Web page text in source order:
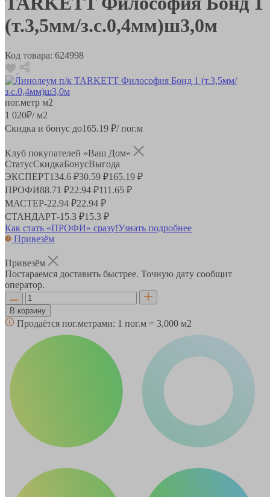
(т.3,5мм/з.с.0,4мм)ш3,0м
Код товара: 624998
пог.метр м2
1 020₽/ м2
Скидка и бонус до165.19 ₽/ пог.м
Клуб покупателей «Ваш Дом»
СтатусСкидкаБонусВыгода
ЭКСПЕРТ134.6 ₽30.59 ₽165.19 ₽
ПРОФИ88.71 ₽22.94 ₽111.65 ₽
МАСТЕР-22.94 ₽22.94 ₽
СТАНДАРТ-15.3 ₽15.3 ₽
Как стать «ПРОФИ» сразу!Узнать подробнее
Привезём
Привезём
Постараемся доставить быстрее. Точную дату сообщит
оператор.
В корзину
Продаётся пог.метрами: 1 пог.м = 3,000 м2